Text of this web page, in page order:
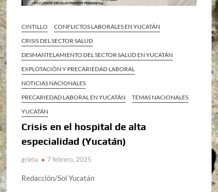
CINTILLO
CONFLICTOS LABORALES EN YUCATÁN
CRISIS DEL SECTOR SALUD
DESMANTELAMIENTO DEL SECTOR SALUD EN YUCATÁN
EXPLOTACIÓN Y PRECARIEDAD LABORAL
NOTICIAS NACIONALES
PRECARIEDAD LABORAL EN YUCATÁN
TEMAS NACIONALES
YUCATÁN
Crisis en el hospital de alta
especialidad (Yucatán)
grieta 7 febrero, 2025
Redacción/Sol Yucatán